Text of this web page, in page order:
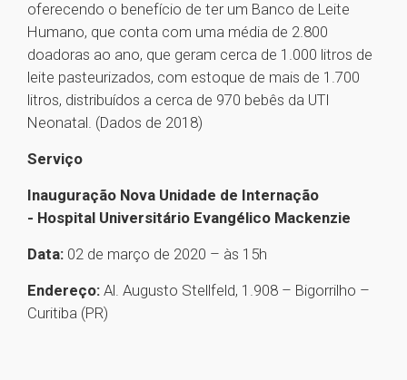
oferecendo o benefício de ter um Banco de Leite
Humano, que conta com uma média de 2.800
doadoras ao ano, que geram cerca de 1.000 litros de
leite pasteurizados, com estoque de mais de 1.700
litros, distribuídos a cerca de 970 bebês da UTI
Neonatal. (Dados de 2018)
Serviço
Inauguração Nova Unidade de Internação
- Hospital Universitário Evangélico Mackenzie
Data: 02 de março de 2020 – às 15h
Endereço: Al. Augusto Stellfeld, 1.908 – Bigorrilho –
Curitiba (PR)